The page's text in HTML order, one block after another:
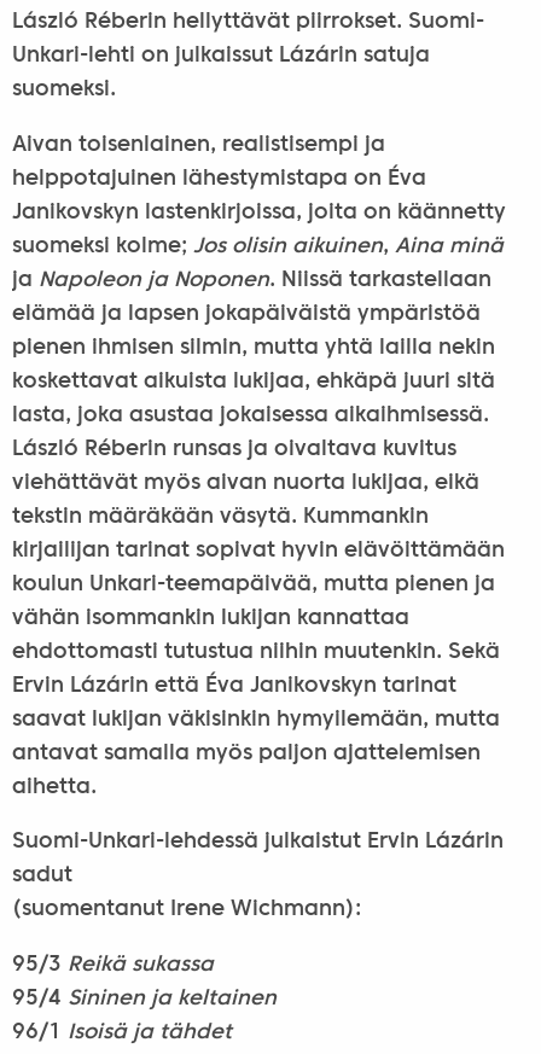
László Réberin hellyttävät piirrokset. Suomi-
Unkari-lehti on julkaissut Lázárin satuja
suomeksi.
Aivan toisenlainen, realistisempi ja
helppotajuinen lähestymistapa on Éva
Janikovskyn lastenkirjoissa, joita on käännetty
suomeksi kolme; Jos olisin aikuinen, Aina minä
ja Napoleon ja Noponen. Niissä tarkastellaan
elämää ja lapsen jokapäiväistä ympäristöä
pienen ihmisen silmin, mutta yhtä lailla nekin
koskettavat aikuista lukijaa, ehkäpä juuri sitä
lasta, joka asustaa jokaisessa aikaihmisessä.
László Réberin runsas ja oivaltava kuvitus
viehättävät myös aivan nuorta lukijaa, eikä
tekstin määräkään väsytä. Kummankin
kirjailijan tarinat sopivat hyvin elävöittämään
koulun Unkari-teemapäivää, mutta pienen ja
vähän isommankin lukijan kannattaa
ehdottomasti tutustua niihin muutenkin. Sekä
Ervin Lázárin että Éva Janikovskyn tarinat
saavat lukijan väkisinkin hymyilemään, mutta
antavat samalla myös paljon ajattelemisen
aihetta.
Suomi-Unkari-lehdessä julkaistut Ervin Lázárin
sadut
(suomentanut Irene Wichmann):
95/3 Reikä sukassa
95/4 Sininen ja keltainen
96/1 Isoisä ja tähdet